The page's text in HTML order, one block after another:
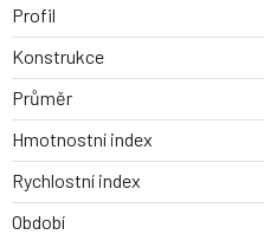
Profil
Konstrukce
Průměr
Hmotnostní index
Rychlostní index
Období